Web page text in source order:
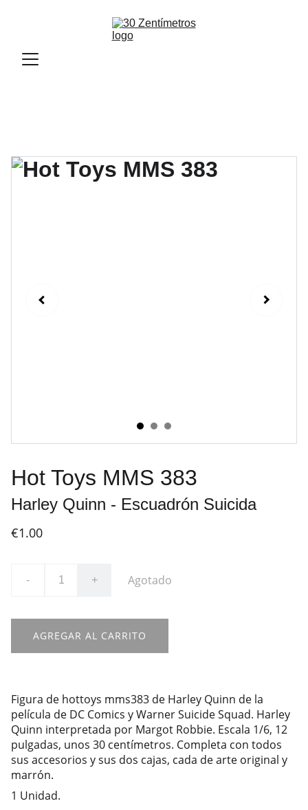
Hot Toys MMS 383
Harley Quinn - Escuadrón Suicida
€1.00
- + Agotado
AGREGAR AL CARRITO
Figura de hottoys mms383 de Harley Quinn de la
película de DC Comics y Warner Suicide Squad. Harley
Quinn interpretada por Margot Robbie. Escala 1/6, 12
pulgadas, unos 30 centímetros. Completa con todos
sus accesorios y sus dos cajas, cada de arte original y
marrón.
1 Unidad.